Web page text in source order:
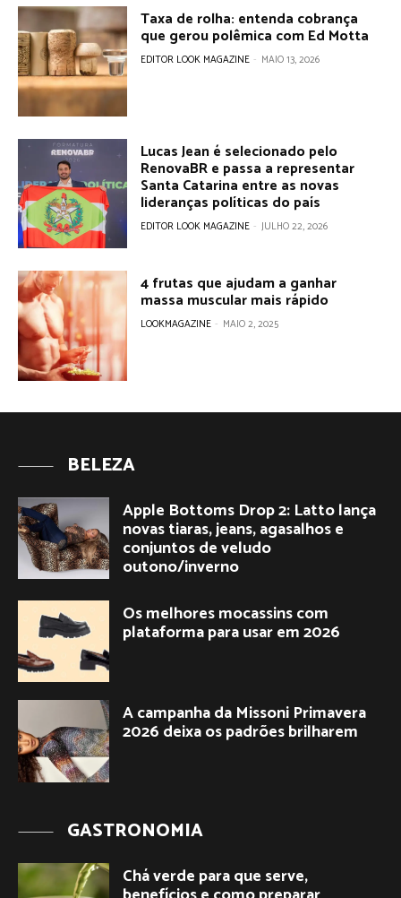
Taxa de rolha: entenda cobrança
que gerou polêmica com Ed Motta
EDITOR LOOK MAGAZINE - MAIO 13, 2026
Lucas Jean é selecionado pelo
RenovaBR e passa a representar
Santa Catarina entre as novas
lideranças políticas do país
EDITOR LOOK MAGAZINE - JULHO 22, 2026
4 frutas que ajudam a ganhar
massa muscular mais rápido
LOOKMAGAZINE - MAIO 2, 2025
BELEZA
Apple Bottoms Drop 2: Latto lança
novas tiaras, jeans, agasalhos e
conjuntos de veludo
outono/inverno
Os melhores mocassins com
plataforma para usar em 2026
A campanha da Missoni Primavera
2026 deixa os padrões brilharem
GASTRONOMIA
Chá verde para que serve,